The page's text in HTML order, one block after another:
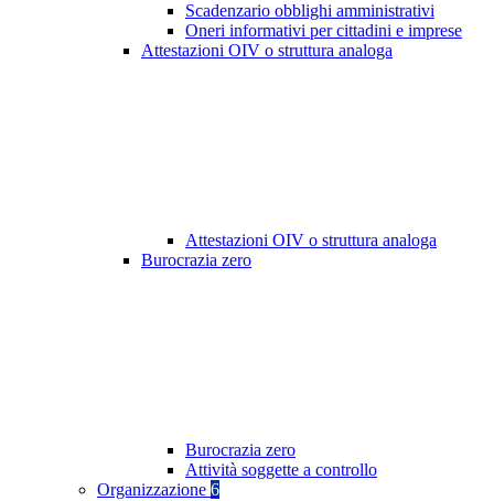
Scadenzario obblighi amministrativi
Oneri informativi per cittadini e imprese
Attestazioni OIV o struttura analoga
Attestazioni OIV o struttura analoga
Burocrazia zero
Burocrazia zero
Attività soggette a controllo
Organizzazione 6